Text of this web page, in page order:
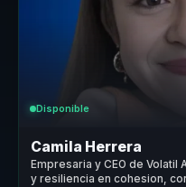
Disponible
Camila Herrera
Empresaria y CEO de
y resiliencia en cohesion,